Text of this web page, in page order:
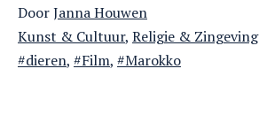
op
DoorJanna Houwen
Gecategoriseerd
als
Kunst & Cultuur, Religie & Zingeving
Getagged
dieren, Film, Marokko